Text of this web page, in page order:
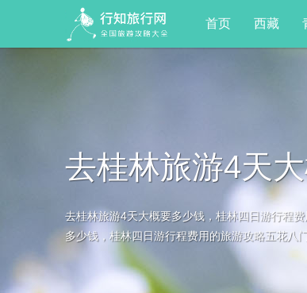
首页 西藏
去桂林旅游4天
省钱防坑攻略
去桂林旅游4天大概要多少钱，桂林四日游行程
多少钱，桂林四日游行程费用的旅游攻略五花八